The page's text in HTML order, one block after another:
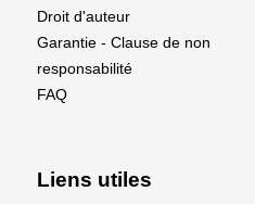
Droit d'auteur
Garantie - Clause de non
responsabilité
FAQ
Liens utiles